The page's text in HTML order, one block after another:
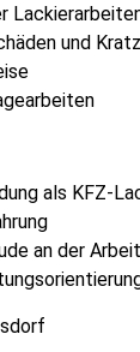
und
als KFZ-
an der